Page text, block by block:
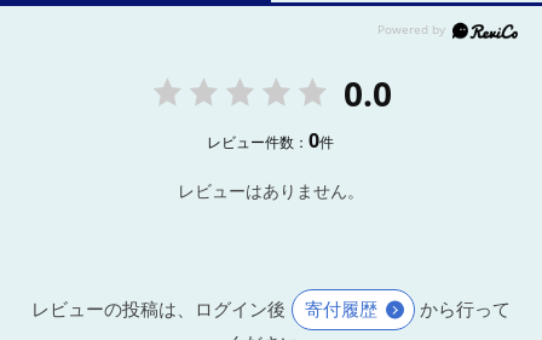
0.0
レビュー件数：0件
レビューはありません。
レビューの投稿は、ログイン後 寄付履歴
から行って